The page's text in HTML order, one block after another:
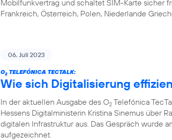
Mobilfunkvertrag und schaltet SIM-Karte sicher
Frankreich, Österreich, Polen, Niederlande
06. Juli 2023
O2 TELEFÓNICA TECTALK:
Wie sich Digitalisierung
In der aktuellen Ausgabe des O2 Telefónica
Hessens Digitalministerin Kristina Sinemus über
digitalen Infrastruktur aus. Das Gespräch wurde
aufgezeichnet.